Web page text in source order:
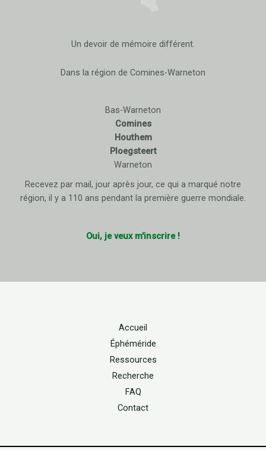
Un devoir de mémoire différent.
Dans la région de Comines-Warneton
Bas-Warneton
Comines
Houthem
Ploegsteert
Warneton
Recevez par mail, jour après jour, ce qui a marqué notre
région, il y a 110 ans pendant la première guerre mondiale.
Oui, je veux m'inscrire !
Accueil
Éphéméride
Ressources
Recherche
FAQ
Contact